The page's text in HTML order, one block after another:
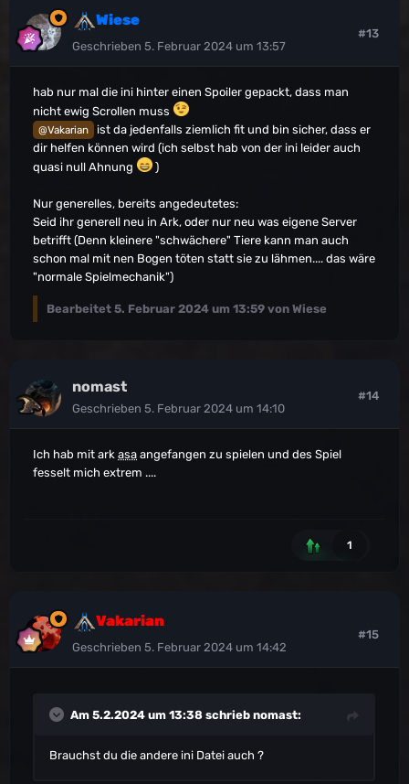
Wiese
Geschrieben 5. Februar 2024 um 13:57
#13
hab nur mal die ini hinter einen Spoiler gepackt, dass man
nicht ewig Scrollen muss
@Vakarian
ist da jedenfalls ziemlich fit und bin sicher, dass er
dir helfen können wird (ich selbst hab von der ini leider auch
quasi null Ahnung
)
Nur generelles, bereits angedeutetes:
Seid ihr generell neu in Ark, oder nur neu was eigene Server
betrifft (Denn kleinere "schwächere" Tiere kann man auch
schon mal mit nen Bogen töten statt sie zu lähmen.... das wäre
"normale Spielmechanik")
Bearbeitet 5. Februar 2024 um 13:59 von Wiese
nomast
Geschrieben 5. Februar 2024 um 14:10
#14
Ich hab mit ark asa angefangen zu spielen und des Spiel
fesselt mich extrem ....
1
Vakarian
Geschrieben 5. Februar 2024 um 14:42
#15
Am 5.2.2024 um 13:38 schrieb nomast:
Brauchst du die andere ini Datei auch ?